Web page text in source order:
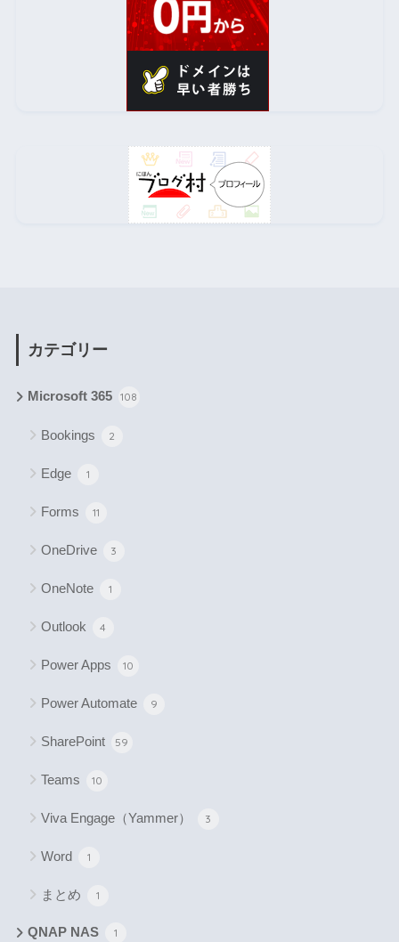
カテゴリー
Microsoft 365 108
Bookings 2
Edge 1
Forms 11
OneDrive 3
OneNote 1
Outlook 4
Power Apps 10
Power Automate 9
SharePoint 59
Teams 10
Viva Engage（Yammer） 3
Word 1
まとめ 1
QNAP NAS 1